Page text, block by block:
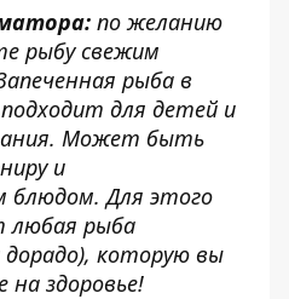
по желанию
рыбу свежим
рыба в
для детей и
Может быть
и
блюдом. Для этого
любая рыба
дорадо), которую вы
здоровье!